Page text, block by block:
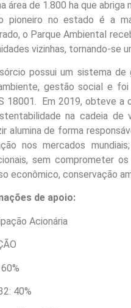
área de 1.800 ha que
pioneiro no estado é a
o Parque Ambiental
vizinhas, tornando-se
possui um sistema
gestão social e
18001. Em 2019, obteve a
na cadeia
alumina de forma
nos mercados
sem comprometer
econômico, conservação
de apoio:
Acionária
60%
40%